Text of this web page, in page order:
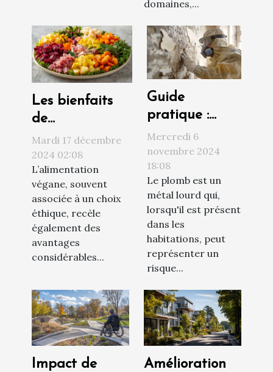
domaines,...
Les bienfaits
de
l'alimentation
végane sur la
santé et
l'environnement
Mardi 17 décembre
2024 02:08
L’alimentation
végane, souvent
associée à un choix
éthique, recèle
également des
avantages
considérables...
Guide
pratique :
comment
procéder à un
diagnostic
plomb efficace
Mercredi 6
novembre 2024
18:08
Le plomb est un
métal lourd qui,
lorsqu'il est présent
dans les
habitations, peut
représenter un
risque...
Impact de
Amélioration